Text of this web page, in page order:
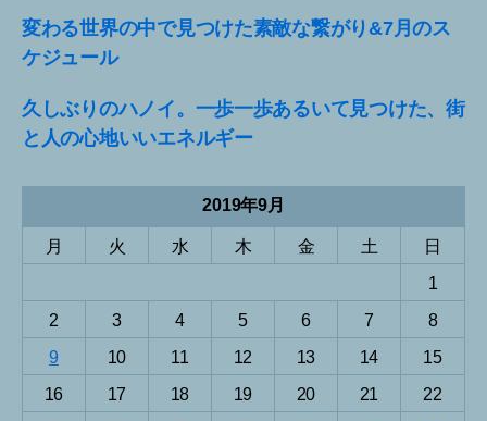
変わる世界の中で見つけた素敵な繋がり&7月のス
ケジュール
久しぶりのハノイ。一歩一歩あるいて見つけた、街
と人の心地いいエネルギー
2019年9月
月 火 水 木 金 土
日
1
2
3 4 5 6 7
8
9
10 11 12 13 14
15
16
17 18 19 20 21
22